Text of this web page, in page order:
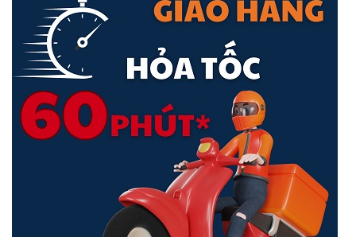
Sản phẩm bao gồm
• Bộ chuyển đổi phương tiện
• Bộ đổi nguồn
• Hướng dẫn cài đặt
Bảo hành